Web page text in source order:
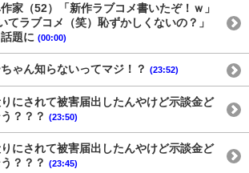
作家（52）「新作ラブコメ書いたぞ！ｗ」
てラブコメ（笑）恥ずかしくないの？」
題に (00:00)
ゃん知らないってマジ！？ (23:52)
りにされて被害届出したんやけど示談金ど
？？？ (23:50)
りにされて被害届出したんやけど示談金ど
？？？ (23:45)